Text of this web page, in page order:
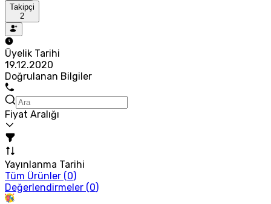
Takipçi
2
Üyelik Tarihi
19.12.2020
Doğrulanan Bilgiler
Fiyat Aralığı
Yayınlanma Tarihi
Tüm Ürünler (0)
Değerlendirmeler (0)